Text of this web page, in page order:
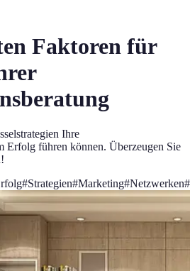
Faktoren für
Ihre
Erfolg führen können. Überzeugen Sie
#Strategien#Marketing#Netzwerken#